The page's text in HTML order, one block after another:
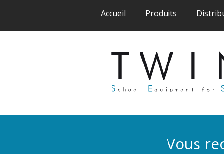
Accueil(current)Produits(current)
Vous